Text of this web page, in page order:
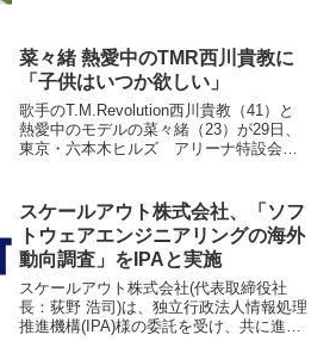
た。水の広場には、横浜市内の商業施設
では初の導...
菜々緒 熱愛中のTMR西川貴教に
「子供はいつか欲しい」
歌手のT.M.Revolution西川貴教（41）と
熱愛中のモデルの菜々緒（23）が29日、
東京・六本木ヒルズ アリーナ特設会場
た。 初夏にピッタリの緑をあしらった
ワンピ...
スケールアウト株式会社、「ソフ
トウェアエンジニアリングの海外
動向調査」をIPAと実施
スケールアウト株式会社(代表取締役社
長：荻野 浩司)は、独立行政法人情報処理
推進機構(IPA)様の委託を受け、共に進め